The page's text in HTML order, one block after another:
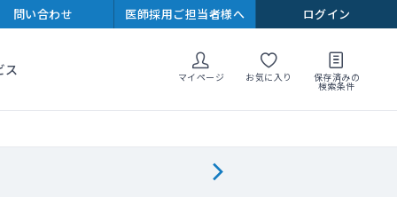
問い合わせ 医師採用ご担当者様へ ログイン
ス マイページ お気に入り 保存済みの
検索条件